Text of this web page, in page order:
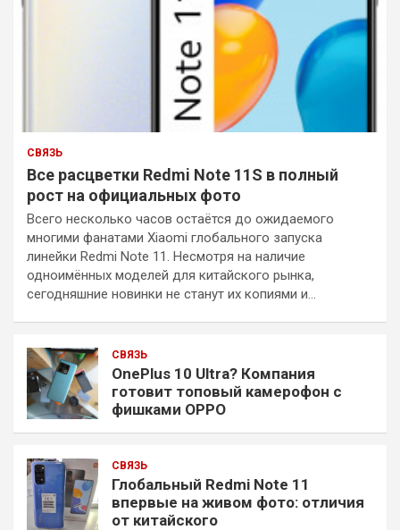
СВЯЗЬ
Все расцветки Redmi Note 11S в полный
рост на официальных фото
Всего несколько часов остаётся до ожидаемого
многими фанатами Xiaomi глобального запуска
линейки Redmi Note 11. Несмотря на наличие
одноимённых моделей для китайского рынка,
сегодняшние новинки не станут их копиями и…
СВЯЗЬ
OnePlus 10 Ultra? Компания
готовит топовый камерофон с
фишками OPPO
СВЯЗЬ
Глобальный Redmi Note 11
впервые на живом фото: отличия
от китайского